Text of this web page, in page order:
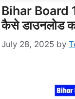
Bihar
कैसे डाउनलोड
July 28, 2025 by